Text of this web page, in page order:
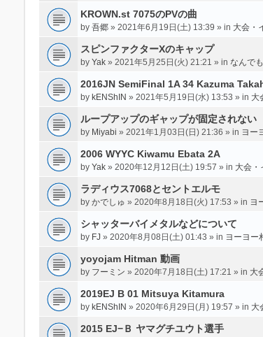
KROWN.st 7075のPVの曲
by 吾郷» 2021年6月19日(土) 13:39 » in 大会・
スピンファクターXのキャップ
by Yak» 2021年5月25日(火) 21:21 » in なんで
2016JN SemiFinal 1A 34 Kazuma
by kENShIN » 2021年5月19日(水) 13:53 » in 大
ループアップのギャップが固定されない
by Miyabi » 2021年1月03日(日) 21:36 » in ヨー
2006 WYYC Kiwamu Ebata 2A
by Yak» 2020年12月12日(土) 19:57 » in 大会・
ラディウス7068とセントエルモ
by かでしゅ » 2020年8月18日(火) 17:53 » in ヨ
シャッターバイメタルなどについて
by FJ » 2020年8月08日(土) 01:43 » in ヨーヨー
yoyojam Hitman 動画
by フーミン » 2020年7月18日(土) 17:21 » in 大
2019EJ B 01 Mitsuya Kitamura
by kENShIN » 2020年6月29日(月) 19:57 » in 大
2015 EJ−Ｂ ヤマグチユウト選手